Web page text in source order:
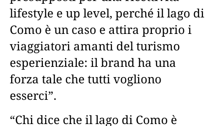
lifestyle e up level, perché il lago di
Como è un caso e attira proprio i
viaggiatori amanti del turismo
esperienziale: il brand ha una
forza tale che tutti vogliono
esserci”.
“Chi dice che il lago di Como è